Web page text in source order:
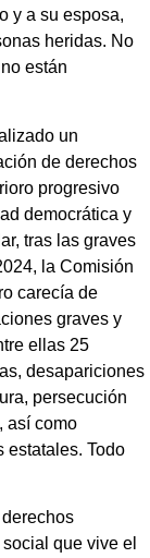
y a su esposa,
heridas. No
están
un
de derechos
progresivo
democrática y
tras las graves
la Comisión
carecía de
graves y
ellas 25
desapariciones
persecución
así como
estatales. Todo
que vive el